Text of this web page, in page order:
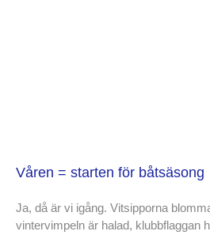
Våren = starten för båtsäsong
Ja, då är vi igång. Vitsipporna
vintervimpeln är halad, klubbflaggan